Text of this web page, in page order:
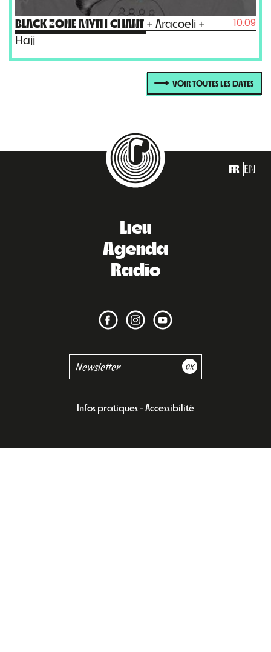
10.09BARRUT+ Le Diable Dégoûtant
VOIR TOUTES LES DATES
FR EN
Lieu
Agenda
Radio
Infos pratiques Accessibilité